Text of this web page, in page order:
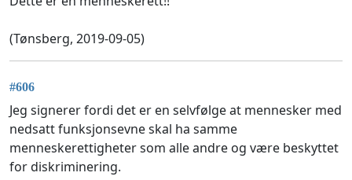
(Tønsberg, 2019-09-05)
#606
Jeg signerer fordi det er en selvfølge at mennesker med
nedsatt funksjonsevne skal ha samme
menneskerettigheter som alle andre og være beskyttet
for diskriminering.